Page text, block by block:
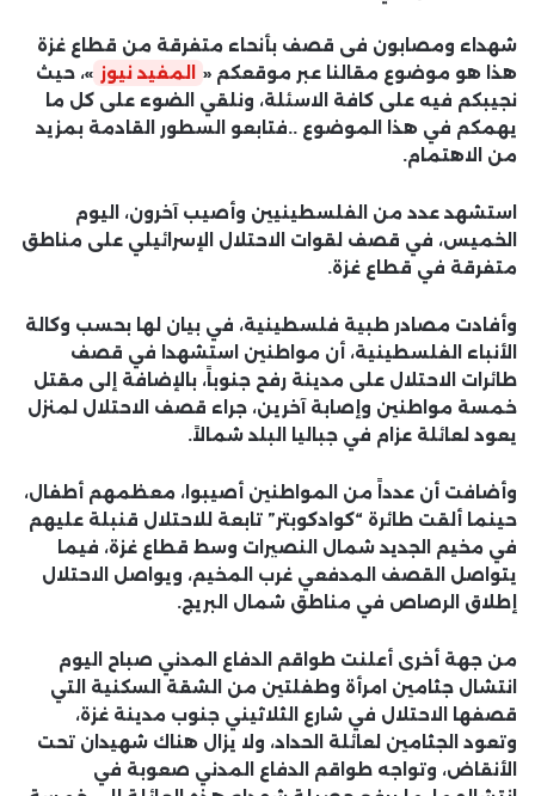
شهداء ومصابون فى قصف بأنحاء متفرقة من قطاع غزة
هذا هو موضوع مقالنا عبر موقعكم «
المفيد نيوز »، حيث
نجيبكم فيه على كافة الاسئلة، ونلقي الضوء على كل ما
يهمكم في هذا الموضوع ..فتابعو السطور القادمة بمزيد
من الاهتمام.
استشهد عدد من الفلسطينيين وأصيب آخرون، اليوم
الخميس، في قصف لقوات الاحتلال الإسرائيلي على مناطق
متفرقة في قطاع غزة.
وأفادت مصادر طبية فلسطينية، في بيان لها بحسب وكالة
الأنباء الفلسطينية، أن مواطنين استشهدا في قصف
طائرات الاحتلال على مدينة رفح جنوباً، بالإضافة إلى مقتل
خمسة مواطنين وإصابة آخرين، جراء قصف الاحتلال لمنزل
يعود لعائلة عزام في جباليا البلد شمالاً.
وأضافت أن عدداً من المواطنين أصيبوا، معظمهم أطفال،
حينما ألقت طائرة “كوادكوبتر” تابعة للاحتلال قنبلة عليهم
في مخيم الجديد شمال النصيرات وسط قطاع غزة، فيما
يتواصل القصف المدفعي غرب المخيم، ويواصل الاحتلال
إطلاق الرصاص في مناطق شمال البريج.
من جهة أخرى أعلنت طواقم الدفاع المدني صباح اليوم
انتشال جثامين امرأة وطفلتين من الشقة السكنية التي
قصفها الاحتلال في شارع الثلاثيني جنوب مدينة غزة،
وتعود الجثامين لعائلة الحداد، ولا يزال هناك شهيدان تحت
الأنقاض، وتواجه طواقم الدفاع المدني صعوبة في